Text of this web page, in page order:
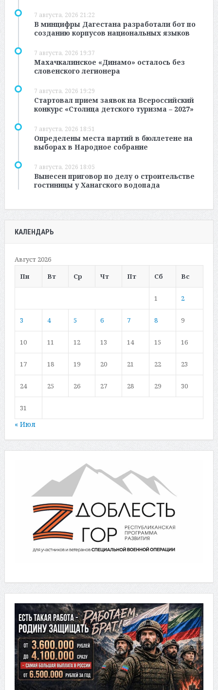
7 августа, 2026 21:22
В минцифры Дагестана разработали бот по
созданию корпусов национальных языков
7 августа, 2026 19:37
Махачкалинское «Динамо» осталось без
словенского легионера
7 августа, 2026 19:29
Стартовал прием заявок на Всероссийский
конкурс «Столица детского туризма – 2027»
7 августа, 2026 18:51
Определены места партий в бюллетене на
выборах в Народное собрание
7 августа, 2026 18:05
Вынесен приговор по делу о строительстве
гостиницы у Ханагского водопада
КАЛЕНДАРЬ
Август 2026
Пн
Вт Ср Чт Пт Сб Вс
1 2
3 4 5 6 7 8 9
10 11 12 13 14 15 16
17 18 19 20 21 22 23
24 25 26 27 28 29 30
31
« Июл